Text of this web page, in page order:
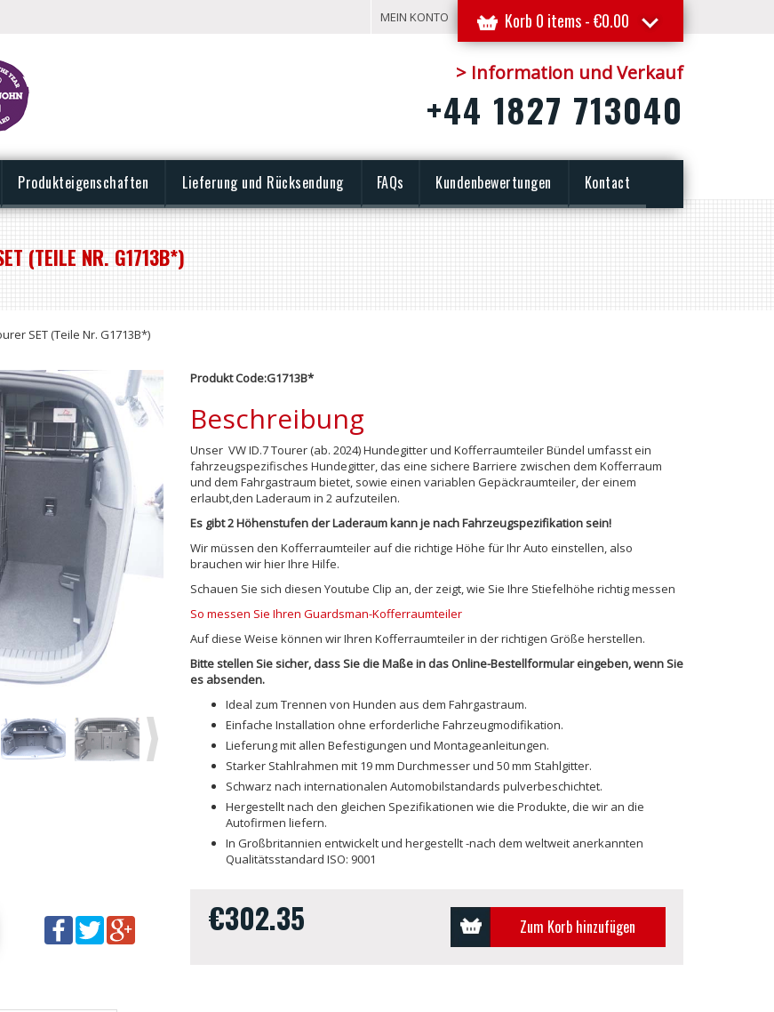
Korb 0 items -€0.00
MEIN KONTO
> Information und Verkauf
+44 1827 713040
Produkteigenschaften Lieferung und Rücksendung FAQs Kundenbewertungen Kontact
(TEILE NR. G1713B*)
SET (Teile Nr. G1713B*)
Next
Produkt Code:G1713B*
Beschreibung
Unser VW ID.7 Tourer (ab. 2024) Hundegitter und Kofferraumteiler Bündel umfasst ein
fahrzeugspezifisches Hundegitter, das eine sichere Barriere zwischen dem Kofferraum
und dem Fahrgastraum bietet, sowie einen variablen Gepäckraumteiler, der einem
erlaubt,den Laderaum in 2 aufzuteilen.
Es gibt 2 Höhenstufen der Laderaum kann je nach Fahrzeugspezifikation sein!
Wir müssen den Kofferraumteiler auf die richtige Höhe für Ihr Auto einstellen, also
brauchen wir hier Ihre Hilfe.
Schauen Sie sich diesen Youtube Clip an, der zeigt, wie Sie Ihre Stiefelhöhe richtig messen
So messen Sie Ihren Guardsman-Kofferraumteiler
Auf diese Weise können wir Ihren Kofferraumteiler in der richtigen Größe herstellen.
Bitte stellen Sie sicher, dass Sie die Maße in das Online-Bestellformular eingeben, wenn Sie
es absenden.
Ideal zum Trennen von Hunden aus dem Fahrgastraum.
Einfache Installation ohne erforderliche Fahrzeugmodifikation.
Lieferung mit allen Befestigungen und Montageanleitungen.
Starker Stahlrahmen mit 19 mm Durchmesser und 50 mm Stahlgitter.
Schwarz nach internationalen Automobilstandards pulverbeschichtet.
Hergestellt nach den gleichen Spezifikationen wie die Produkte, die wir an die
Autofirmen liefern.
In Großbritannien entwickelt und hergestellt -nach dem weltweit anerkannten
Qualitätsstandard ISO: 9001
€302.35 Zum Korb hinzufügen